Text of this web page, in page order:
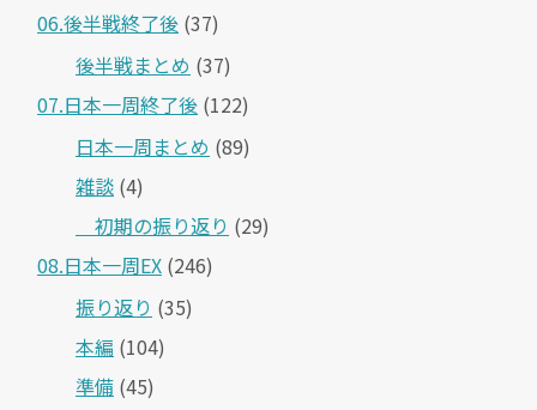
06.後半戦終了後 (37)
後半戦まとめ (37)
07.日本一周終了後 (122)
日本一周まとめ (89)
雑談 (4)
＿初期の振り返り (29)
08.日本一周EX (246)
振り返り (35)
本編 (104)
準備 (45)